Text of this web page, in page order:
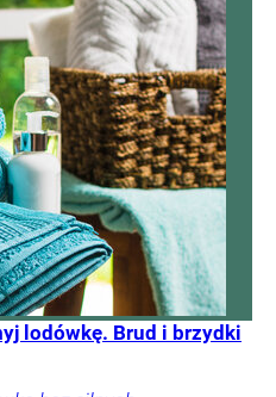
lodówkę. Brud i brzydki